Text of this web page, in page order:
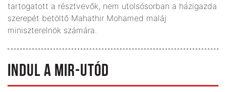
tartogatott a résztvevők, nem utolsósorban a házigazda
szerepét betöltő Mahathir Mohamed maláj
miniszterelnök számára.
INDUL A MIR-UTÓD